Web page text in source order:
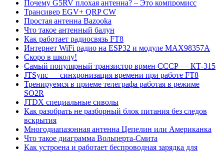
Почему G5RV плохая антенна? – Это компромисс
Трансивер EGV+ QRP CW
Простая антенна Bazooka
Что такое антенный балун
Как работает радиосвязь FT8
Интернет WiFi радио на ESP32 и модуле MAX98357A
Скоро в школу!
Самый популярный транзистор врмен СССР — КТ-315
JTSync — синхронизация времени при работе FT8
Тренируемся в приеме телеграфа работая в режиме
SO2R
JTDX специальные сиволы
Как разобрать не разборный блок питания без следов
вскрытия
Многодиапазонная антенна Цепелин или Американка
Что такое диаграмма Вольперта-Смита
Как устроена и работает беспроводная зарядка для